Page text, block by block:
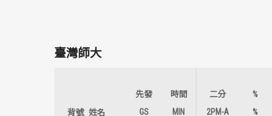
臺灣師大
先發
時間 二分 %
背號 姓名 GS MIN 2PM-A %